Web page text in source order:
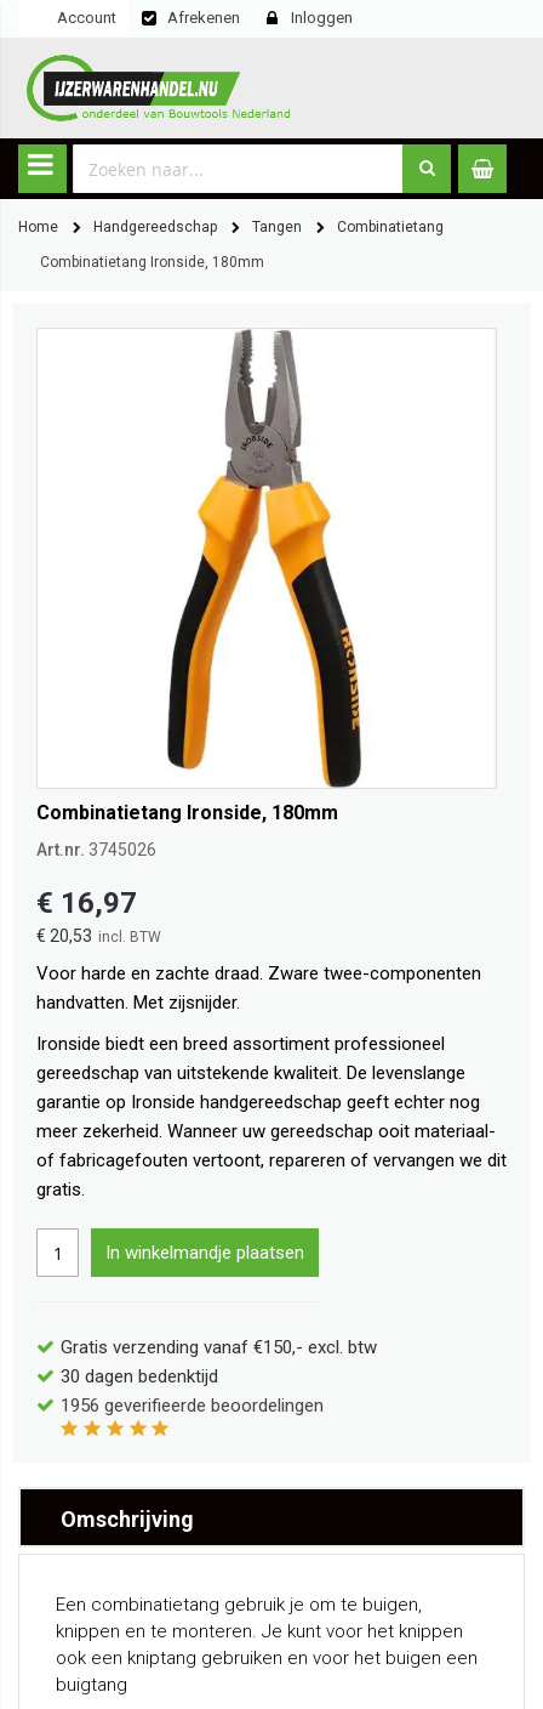
Account Afrekenen Inloggen
Home Handgereedschap Tangen Combinatietang
Combinatietang Ironside, 180mm
Combinatietang Ironside, 180mm
Art.nr. 3745026
€ 20,53
€ 16,97
Voor harde en zachte draad. Zware twee-componenten
handvatten. Met zijsnijder.
Ironside biedt een breed assortiment professioneel
gereedschap van uitstekende kwaliteit. De levenslange
garantie op Ironside handgereedschap geeft echter nog
meer zekerheid. Wanneer uw gereedschap ooit materiaal-
of fabricagefouten vertoont, repareren of vervangen we dit
gratis.
In winkelmandje plaatsen
Gratis verzending vanaf €150,- excl. btw
30 dagen bedenktijd
1956 geverifieerde beoordelingen
Omschrijving
Een combinatietang gebruik je om te buigen,
knippen en te monteren. Je kunt voor het knippen
ook een kniptang gebruiken en voor het buigen een
buigtang